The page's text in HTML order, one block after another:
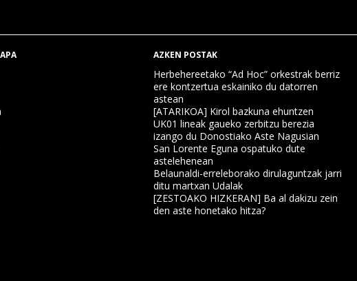
AZKEN POSTAK
Herbehereetako “Ad Hoc” orkestrak berriz
ere kontzertua eskainiko du datorren
astean
[ATARIKOA] Kirol bazkuna ehuntzen
UK01 lineak gaueko zerbitzu berezia
izango du Donostiako Aste Nagusian
San Lorente Eguna ospatuko dute
astelehenean
Belaunaldi-erreleborako dirulaguntzak jarri
ditu martxan Udalak
[ZESTOAKO HIZKERAN] Ba al dakizu zein
den aste honetako hitza?